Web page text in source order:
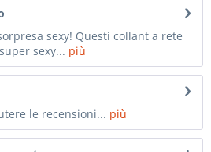
sexy! Questi collant a rete
sexy... più
le recensioni... più